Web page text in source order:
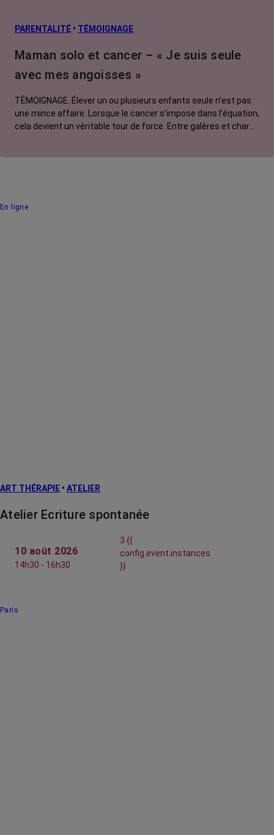
PARENTALITÉ • TÉMOIGNAGE
Maman solo et cancer – « Je suis seule
avec mes angoisses »
TÉMOIGNAGE. Élever un ou plusieurs enfants seule n’est pas
une mince affaire. Lorsque le cancer s’impose dans l’équation,
cela devient un véritable tour de force. Entre galères et charge
En ligne
ART THÉRAPIE • ATELIER
Atelier Ecriture spontanée
10 août 2026
14h30 - 16h30
3 {{
config.event.instances
}}
Paris